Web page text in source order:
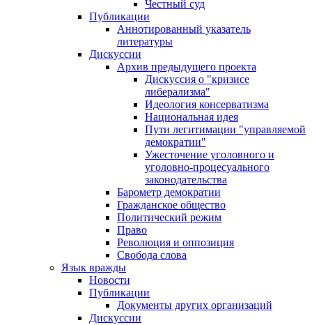
Честный суд
Публикации
Аннотированный указатель
литературы
Дискуссии
Архив предыдущего проекта
Дискуссия о "кризисе
либерализма"
Идеология консерватизма
Национальная идея
Пути легитимации "управляемой
демократии"
Ужесточение уголовного и
уголовно-процесуального
законодательства
Барометр демократии
Гражданское общество
Политический режим
Право
Революция и оппозиция
Свобода слова
Язык вражды
Новости
Публикации
Документы других организаций
Дискуссии